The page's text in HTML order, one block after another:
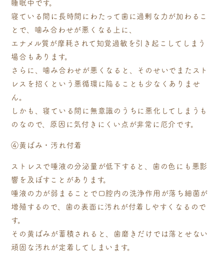
睡眠中です。
寝ている間に長時間にわたって歯に過剰な力が加わるこ
とで、噛み合わせが悪くなる上に、
エナメル質が摩耗されて知覚過敏を引き起こしてしまう
場合もあります。
さらに、噛み合わせが悪くなると、そのせいでまたスト
レスを招くという悪循環に陥ることも少なくありませ
ん。
しかも、寝ている間に無意識のうちに悪化してしまうも
のなので、原因に気付きにくい点が非常に厄介です。
④黄ばみ・汚れ付着
ストレスで唾液の分泌量が低下すると、歯の色にも悪影
響を及ぼすことがあります。
唾液の力が弱まることで口腔内の洗浄作用が落ち細菌が
増殖するので、歯の表面に汚れが付着しやすくなるので
す。
その黄ばみが蓄積されると、歯磨きだけでは落とせない
頑固な汚れが定着してしまいます。